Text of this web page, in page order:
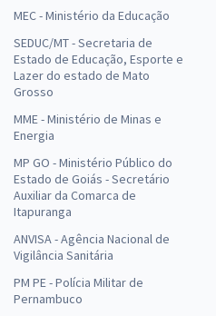
MEC - Ministério da Educação
SEDUC/MT - Secretaria de
Estado de Educação, Esporte e
Lazer do estado de Mato
Grosso
MME - Ministério de Minas e
Energia
MP GO - Ministério Público do
Estado de Goiás - Secretário
Auxiliar da Comarca de
Itapuranga
ANVISA - Agência Nacional de
Vigilância Sanitária
PM PE - Polícia Militar de
Pernambuco